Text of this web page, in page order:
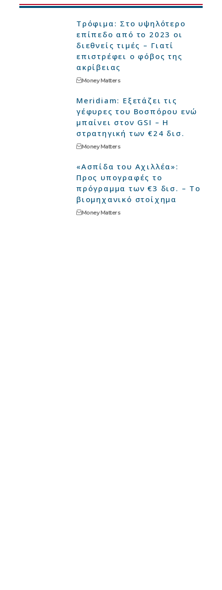
Τρόφιμα: Στο υψηλότερο
επίπεδο από το 2023 οι
διεθνείς τιμές – Γιατί
επιστρέφει ο φόβος της
ακρίβειας
Money Matters
Meridiam: Εξετάζει τις
γέφυρες του Βοσπόρου ενώ
μπαίνει στον GSI – Η
στρατηγική των €24 δισ.
Money Matters
«Ασπίδα του Αχιλλέα»:
Προς υπογραφές το
πρόγραμμα των €3 δισ. – Το
βιομηχανικό στοίχημα
Money Matters